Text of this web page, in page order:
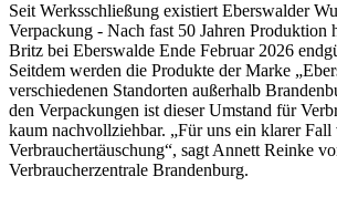
Seit Werksschließung existiert Eberswalder
Verpackung -­ Nach fast 50 Jahren Produktion
Britz bei Eberswalde Ende Februar 2026
Seitdem werden die Produkte der Marke
verschiedenen Standorten außerhalb
den Verpackungen ist dieser Umstand für
kaum nachvollziehbar. „Für uns ein klarer Fall
Verbrauchertäuschung“, sagt Annett Reinke
Verbraucherzentrale Brandenburg.